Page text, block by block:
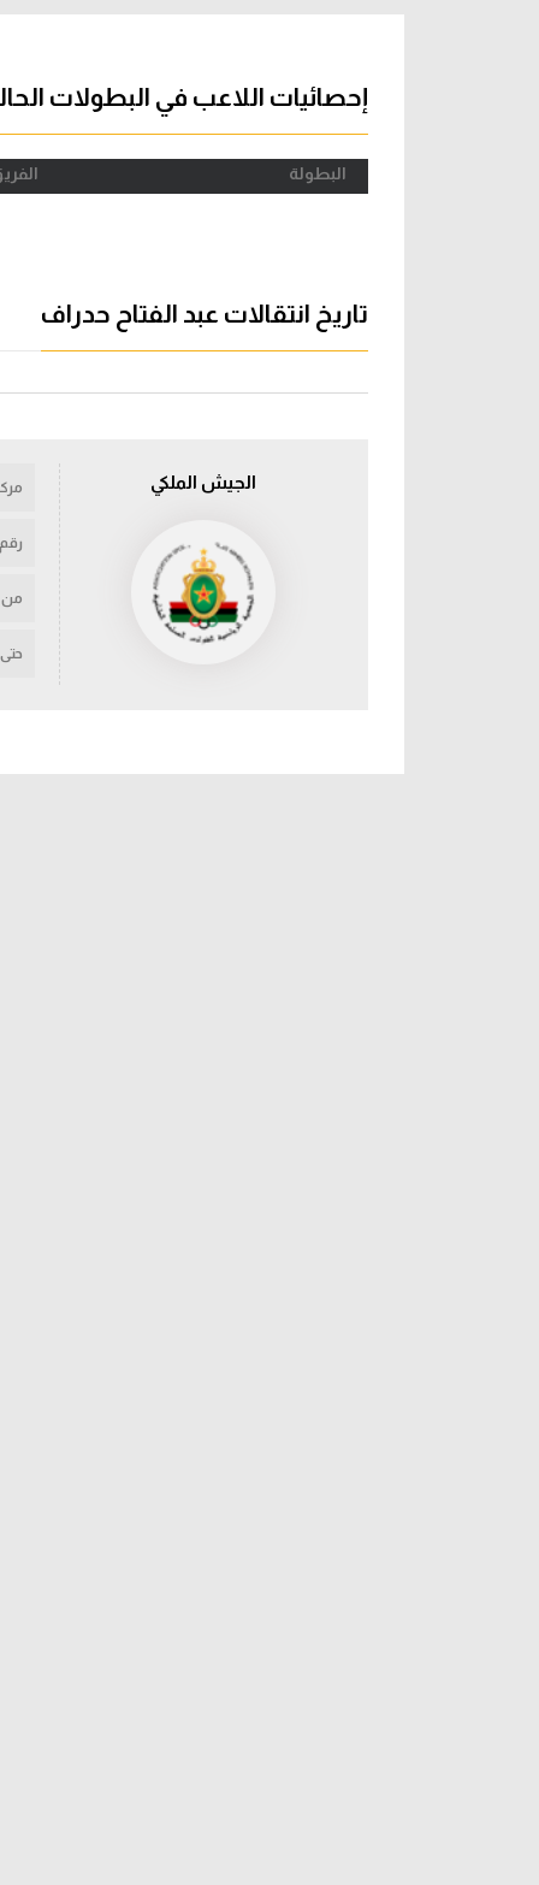
دوري إحصائيات اللاعب في البطولات
البطولة
تاريخ انتقالات عبد الفتاح حدراف
الجيش الملكي
رقم
من
حتى